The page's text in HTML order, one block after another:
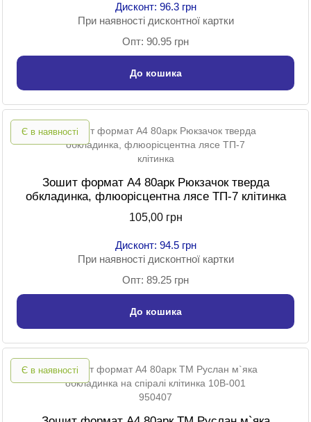
Дисконт: 96.3 грн
При наявності дисконтної картки
Опт: 90.95 грн
До кошика
Є в наявності
Зошит формат A4 80арк Рюкзачок тверда
обкладинка, флюорісцентна лясе ТП-7 клітинка
105,00 грн
Дисконт: 94.5 грн
При наявності дисконтної картки
Опт: 89.25 грн
До кошика
Є в наявності